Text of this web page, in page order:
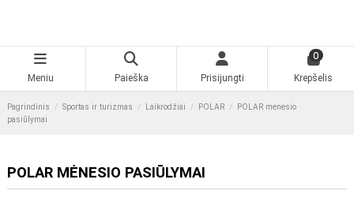
Meniu Paieška Prisijungti
0
Krepšelis
Pagrindinis Sportas ir turizmas Laikrodžiai POLAR
POLAR mėnesio
pasiūlymai
POLAR MĖNESIO PASIŪLYMAI